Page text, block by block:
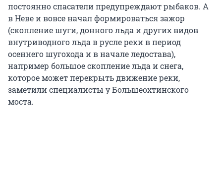
постоянно спасатели предупреждают рыбаков. А
в Неве и вовсе начал формироваться зажор
(скопление шуги, донного льда и других видов
внутриводного льда в русле реки в период
осеннего шугохода и в начале ледостава),
например большое скопление льда и снега,
которое может перекрыть движение реки,
заметили специалисты у Большеохтинского
моста.